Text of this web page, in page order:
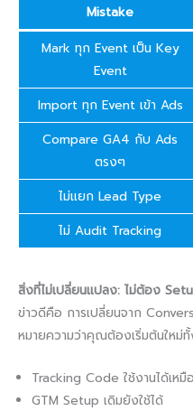
Mistake
Mark ทุก Event เป็น Key
Event
Import ทุก Event เข้า Ads
Compare GA4 กับ Ads
ตรงๆ
ไม่แยก Lead Type
ไม่ Audit Tracking
สิ่งที่ไม่เปลี่ยนแปลง: ไม่ต้อง
ข่าวดีคือ การเปลี่ยนจาก
หมายความว่าคุณต้องเริ่มต้นใหม่
Tracking Code ใช้งานได้เหมื
GTM Setup เดิมยังใช้ได้